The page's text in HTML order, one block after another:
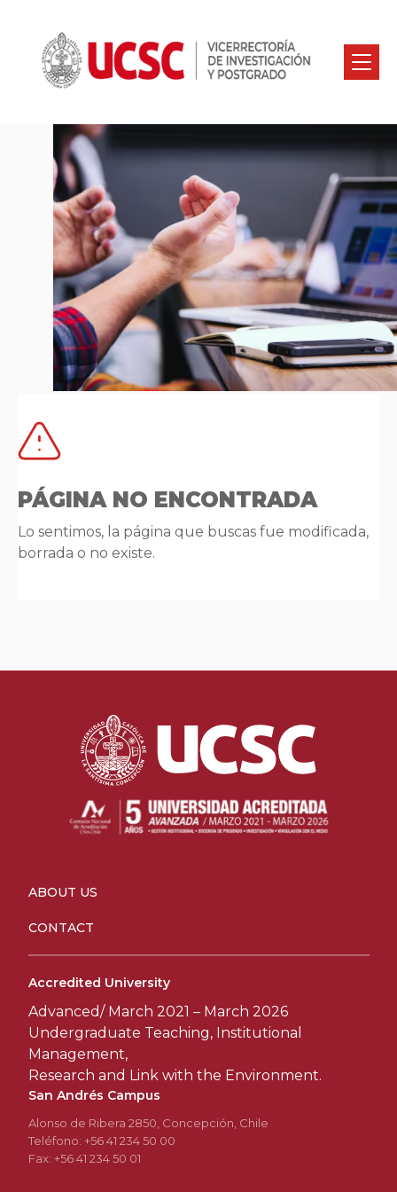
PÁGINA NO ENCONTRADA
Lo sentimos, la página que buscas fue modificada,
borrada o no existe.
ABOUT US
CONTACT
Accredited University
Advanced/ March 2021 – March 2026
Undergraduate Teaching, Institutional
Management,
Research and Link with the Environment.
San Andrés Campus
Alonso de Ribera 2850, Concepción, Chile
Teléfono: +56 41 234 50 00
Fax: +56 41 234 50 01